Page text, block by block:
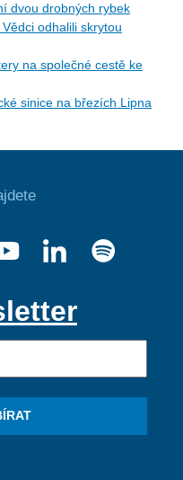
dvou drobných rybek
odhalili skrytou
na společné cestě ke
sinice na březích Lipna